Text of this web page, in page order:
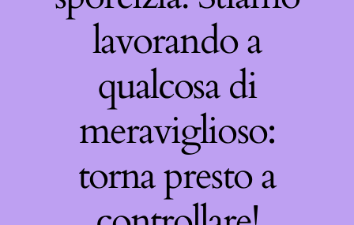
lavorando a
qualcosa di
meraviglioso:
torna presto a